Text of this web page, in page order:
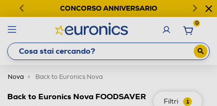
CONCORSO ANNIVERSARIO
0
Nova Back to Euronics Nova
Filtri 1
Back to Euronics Nova FOODSAVER